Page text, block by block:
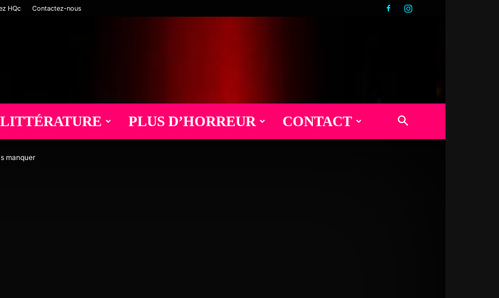
HQc Contactez-nous
LITTÉRATURE PLUS D’HORREUR CONTACT
manquer